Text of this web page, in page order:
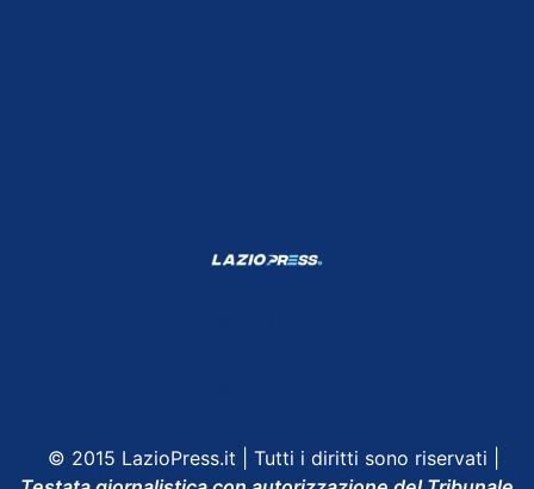
© 2015 LazioPress.it | Tutti i diritti sono riservati |